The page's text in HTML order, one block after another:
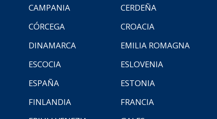
CAMPANIA
CERDEÑA
CÓRCEGA
CROACIA
DINAMARCA
EMILIA ROMAGNA
ESCOCIA
ESLOVENIA
ESPAÑA
ESTONIA
FINLANDIA
FRANCIA